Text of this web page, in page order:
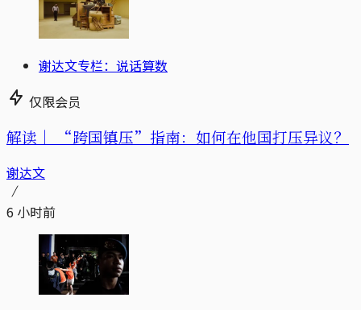
谢达文专栏：说话算数
仅限会员
解读｜ “跨国镇压”指南：如何在他国打压异议？
谢达文
6 小时前